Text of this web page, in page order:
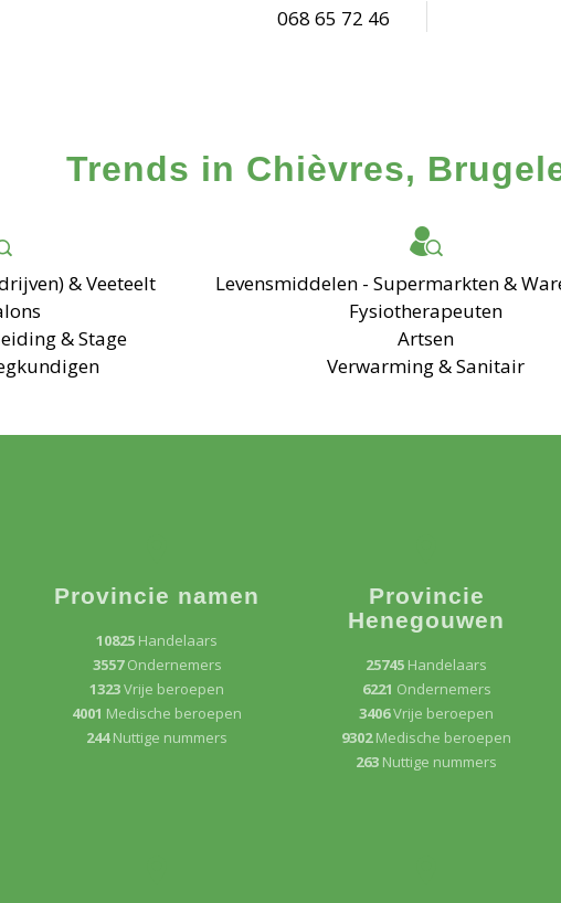
068 65 72 46
Trends in Chièvres,
& Veeteelt
& Stage
Levensmiddelen - Supermarkten &
Fysiotherapeuten
Artsen
Verwarming & Sanitair
Provincie namen
10825 Handelaars
3557Ondernemers
1323Vrije beroepen
4001 Medische beroepen
244Nuttige nummers
Provincie
Henegouwen
25745 Handelaars
6221 Ondernemers
3406Vrije beroepen
9302Medische beroepen
263 Nuttige nummers